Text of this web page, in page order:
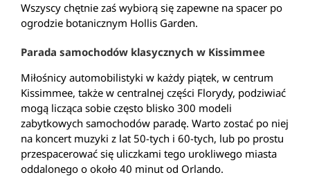
Wszyscy chętnie zaś wybiorą się zapewne na spacer po
ogrodzie botanicznym Hollis Garden.
Parada samochodów klasycznych w Kissimmee
Miłośnicy automobilistyki w każdy piątek, w centrum
Kissimmee, także w centralnej części Florydy, podziwiać
mogą licząca sobie często blisko 300 modeli
zabytkowych samochodów paradę. Warto zostać po niej
na koncert muzyki z lat 50-tych i 60-tych, lub po prostu
przespacerować się uliczkami tego urokliwego miasta
oddalonego o około 40 minut od Orlando.